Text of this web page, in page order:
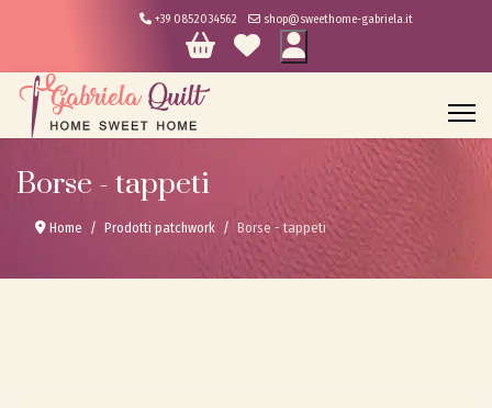
+39 0852034562 shop@sweethome-gabriela.it
Borse - tappeti
Home Prodotti patchwork Borse - tappeti